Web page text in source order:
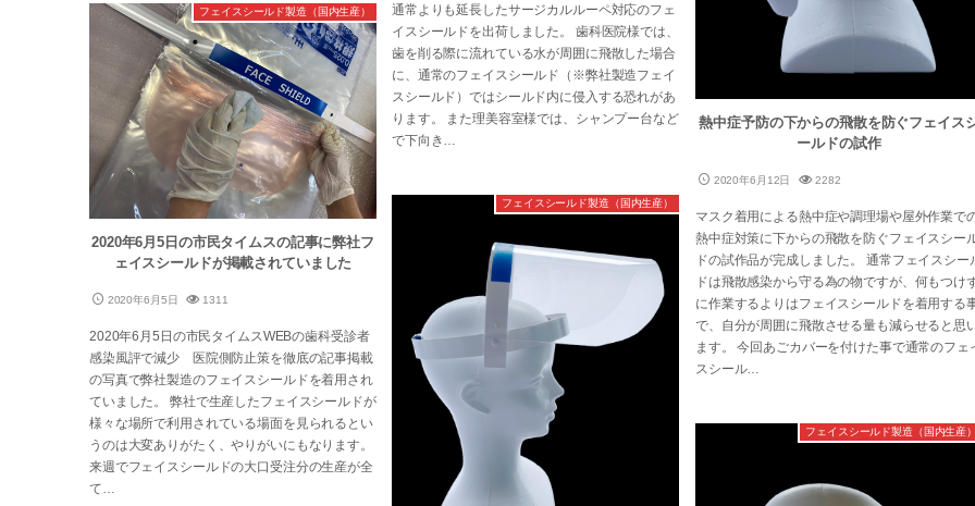
通常よりも延長したサージカルルーペ対応のフェ
イスシールドを出荷しました。 歯科医院様では、
歯を削る際に流れている水が周囲に飛散した場合
に、通常のフェイスシールド（※弊社製造フェイ
スシールド）ではシールド内に侵入する恐れがあ
ります。 また理美容室様では、シャンプー台など
で下向き…
熱中症予防の下からの飛散を防ぐフェイス
ールドの試作
2020年6月12日 2282
マスク着用による熱中症や調理場や屋外作業で
熱中症対策に下からの飛散を防ぐフェイスシー
ドの試作品が完成しました。 通常フェイスシー
ドは飛散感染から守る為の物ですが、何もつけ
に作業するよりはフェイスシールドを着用する
で、自分が周囲に飛散させる量も減らせると思
ます。 今回あごカバーを付けた事で通常のフェ
スシール…
2020年6月5日の市民タイムスの記事に弊社フ
ェイスシールドが掲載されていました
2020年6月5日
フェイスシールド製造（国内生産）
1311
2020年6月5日の市民タイムスWEBの歯科受診者
感染風評で減少 医院側防止策を徹底の記事掲載
の写真で弊社製造のフェイスシールドを着用され
ていました。 弊社で生産したフェイスシールドが
様々な場所で利用されている場面を見られるとい
うのは大変ありがたく、やりがいにもなります。
来週でフェイスシールドの大口受注分の生産が全
て…
フェイスシールド製造（国内生産）
フェイスシールド製造（国内生産）